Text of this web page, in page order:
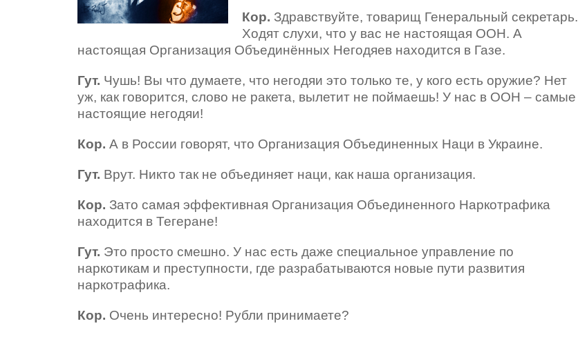
Кор. Здравствуйте, товарищ Генеральный секретарь.
Ходят слухи, что у вас не настоящая ООН. А
настоящая Организация Объединённых Негодяев находится в Газе.
Гут. Чушь! Вы что думаете, что негодяи это только те, у кого есть оружие? Нет
уж, как говорится, слово не ракета, вылетит не поймаешь! У нас в ООН – самые
настоящие негодяи!
Кор. А в России говорят, что Организация Объединенных Наци в Украине.
Гут. Врут. Никто так не объединяет наци, как наша организация.
Кор. Зато самая эффективная Организация Объединенного Наркотрафика
находится в Тегеране!
Гут. Это просто смешно. У нас есть даже специальное управление по
наркотикам и преступности, где разрабатываются новые пути развития
наркотрафика.
Кор. Очень интересно! Рубли принимаете?